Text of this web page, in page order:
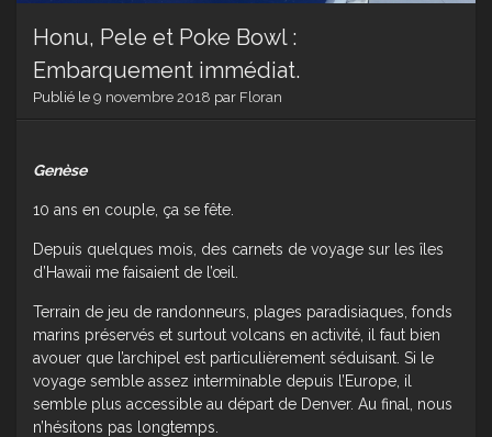
Honu, Pele et Poke Bowl :
Embarquement immédiat.
Publié le 9 novembre 2018 par Floran
Genèse
10 ans en couple, ça se fête.
Depuis quelques mois, des carnets de voyage sur les îles
d’Hawaii me faisaient de l’œil.
Terrain de jeu de randonneurs, plages paradisiaques, fonds
marins préservés et surtout volcans en activité, il faut bien
avouer que l’archipel est particulièrement séduisant. Si le
voyage semble assez interminable depuis l’Europe, il
semble plus accessible au départ de Denver. Au final, nous
n’hésitons pas longtemps.